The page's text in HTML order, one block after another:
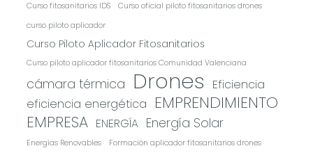
Curso fitosanitarios IDS
Curso oficial piloto fitosanitarios drones
curso piloto aplicador
Curso Piloto Aplicador Fitosanitarios
Curso piloto aplicador fitosanitarios Comunidad Valenciana
cámara térmica Drones
Eficiencia
eficiencia energética
EMPRENDIMIENTO
EMPRESA ENERGÍA Energía Solar
Energías Renovables Formación aplicador fitosanitarios drones